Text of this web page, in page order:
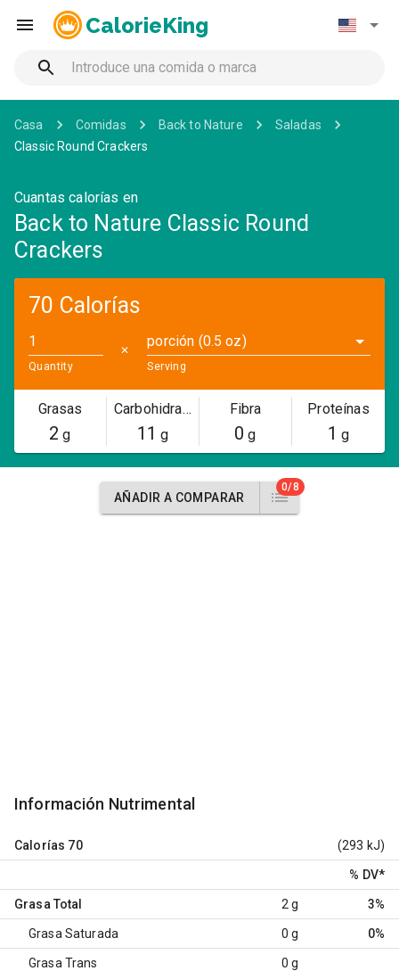
CalorieKing
Casa Comidas Back to Nature
Saladas
Classic Round Crackers
Cuantas calorías en
Back to Nature Classic Round
Crackers
70 Calorías
Quantity
✕
porción (0.5 oz)
Serving
Grasas
2 g
Carbohidratos
11 g
Fibra
0 g
Proteínas
1 g
AÑADIR A COMPARAR
0/8
Información Nutrimental
Calorías 70 (293 kJ)
% DV*
Grasa Total 2 g 3%
Grasa Saturada 0 g 0%
Grasa Trans 0 g